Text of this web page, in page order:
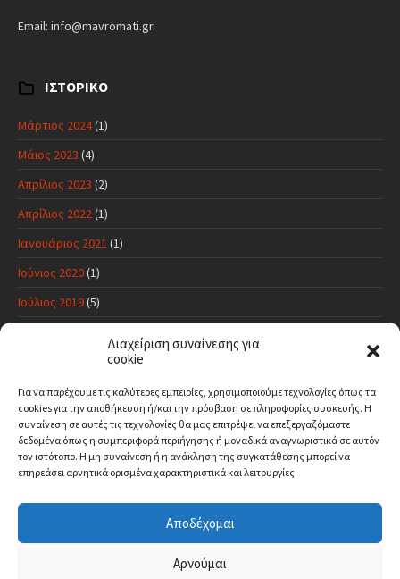
Διαχείριση συναίνεσης για
cookie
Για να παρέχουμε τις καλύτερες εμπειρίες, χρησιμοποιούμε τεχνολογίες όπως τα
cookies για την αποθήκευση ή/και την πρόσβαση σε πληροφορίες συσκευής. Η
συναίνεση σε αυτές τις τεχνολογίες θα μας επιτρέψει να επεξεργαζόμαστε
δεδομένα όπως η συμπεριφορά περιήγησης ή μοναδικά αναγνωριστικά σε αυτόν
τον ιστότοπο. Η μη συναίνεση ή η ανάκληση της συγκατάθεσης μπορεί να
επηρεάσει αρνητικά ορισμένα χαρακτηριστικά και λειτουργίες.
Αποδέχομαι
Αρνούμαι
Email: info@mavromati.gr
ΙΣΤΟΡΙΚΌ
Μάρτιος 2024(1)
Μάιος 2023 (4)
Απρίλιος 2023 (2)
Απρίλιος 2022(1)
Ιανουάριος 2021 (1)
Ιούνιος 2020(1)
Ιούλιος 2019(5)
Απρίλιος 2019(10)
Μάρτιος 2019(1)
ΠΡΌΣΦΑΤΑ ΣΧΌΛΙΑ
Ιστορία